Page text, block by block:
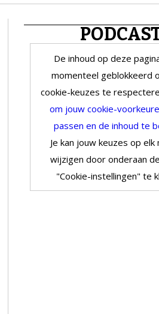
De inhoud op deze
momenteel geblokkeerd
cookie-keuzes te
om jouw cookie-
passen en de inhoud te
Je kan jouw keuzes op
wijzigen door onderaan
"Cookie-instellingen" te